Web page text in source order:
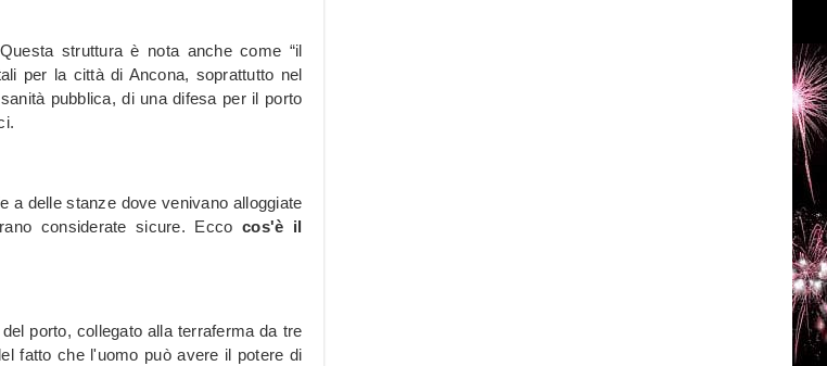
struttura è nota anche come “il
per la città di Ancona, soprattutto nel
pubblica, di una difesa per il porto
a delle stanze dove venivano alloggiate
considerate sicure. Eccocos'è il
porto, collegato alla terraferma da tre
fatto che l'uomo può avere il potere di